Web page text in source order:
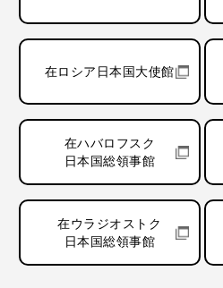
在ロシア日本国大使館
在ハバロフスク
日本国総領事館
在ウラジオストク
日本国総領事館